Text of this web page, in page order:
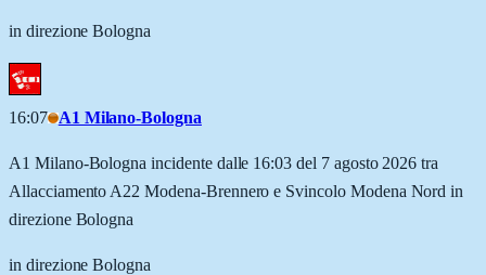
in direzione Bologna
16:07 A1 Milano-Bologna
A1 Milano-Bologna incidente dalle 16:03 del 7 agosto 2026 tra
Allacciamento A22 Modena-Brennero e Svincolo Modena Nord in
direzione Bologna
in direzione Bologna